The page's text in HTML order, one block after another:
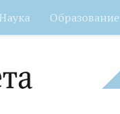
Наука Образование